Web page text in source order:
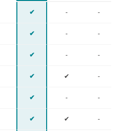
✔ - -
✔ - -
✔ - -
✔ ✔ -
✔ - -
✔ ✔ -